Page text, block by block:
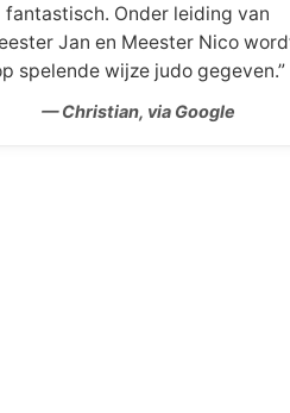
fantastisch. Onder leiding van
Jan en Meester Nico
spelende wijze judo gegeven.”
— Christian, via Google